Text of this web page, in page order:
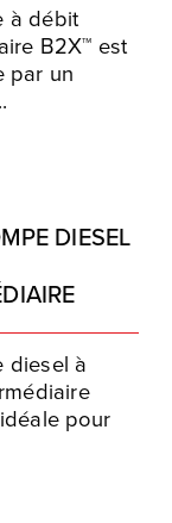
à débit
B2X™ est
par un
DIESEL
diesel à
pour